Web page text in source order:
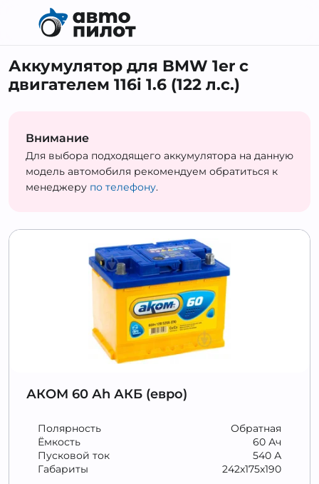
Аккумулятор для BMW 1er с
двигателем 116i 1.6 (122 л.с.)
Внимание
Для выбора подходящего аккумулятора на данную
модель автомобиля рекомендуем обратиться к
менеджеру по телефону.
АКОМ 60 Аh АКБ (евро)
Обратная
Полярность
60 Ач
Ёмкость
540 А
Пусковой ток
242x175x190
Габариты